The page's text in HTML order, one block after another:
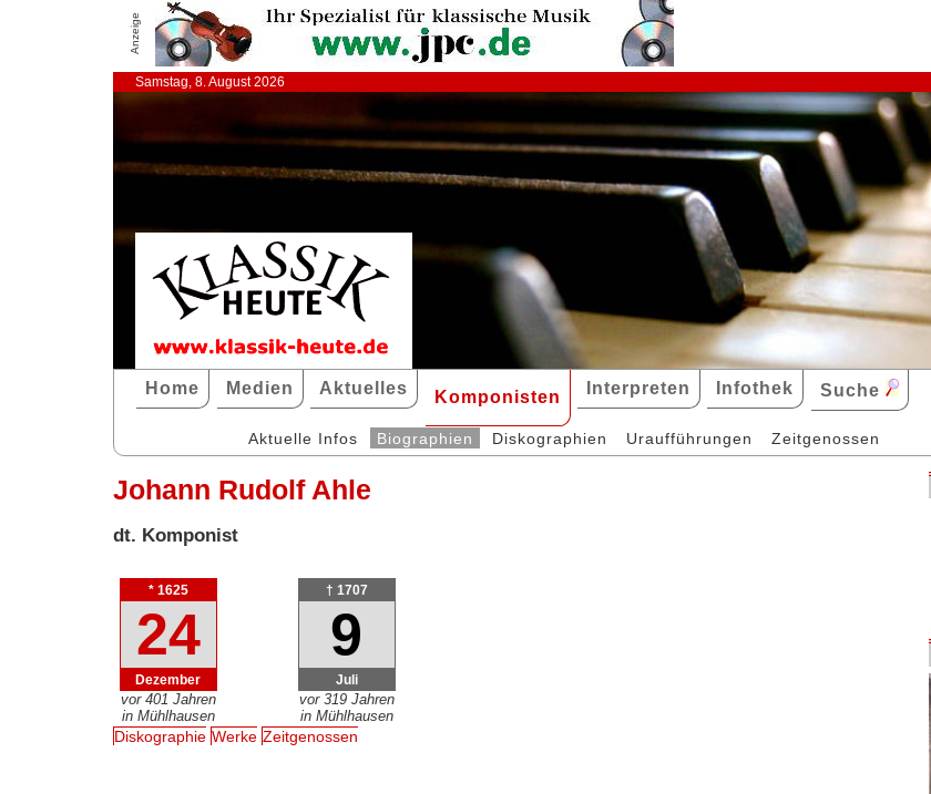
Anzeige
Samstag, 8. August 2026
Home Medien Aktuelles Komponisten Interpreten Infothek Suche
Aktuelle Infos Biographien Diskographien Uraufführungen Zeitgenossen
Johann Rudolf Ahle
dt. Komponist
* 1625
24
Dezember
vor 401 Jahren
in Mühlhausen
† 1707
9
Juli
vor 319 Jahren
in Mühlhausen
Diskographie Werke Zeitgenossen